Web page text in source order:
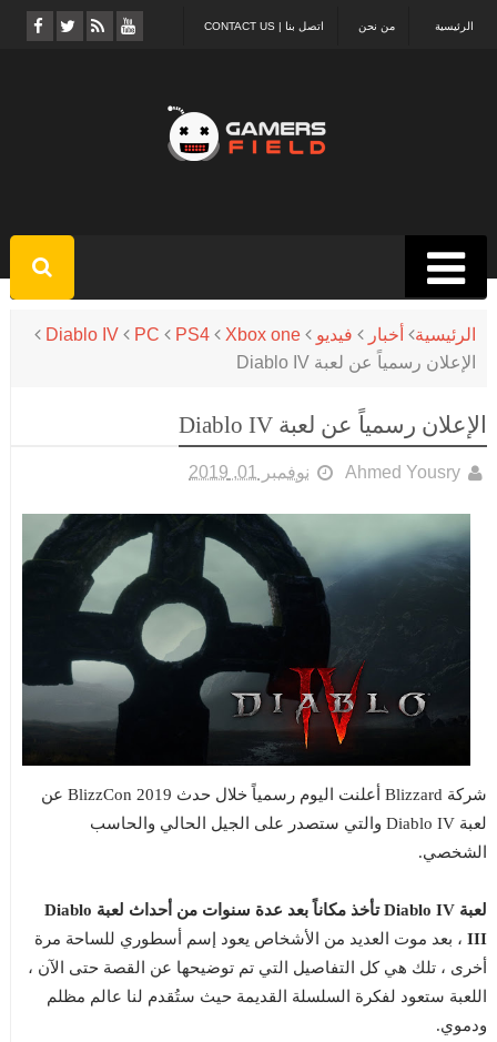
اتصل بنا | CONTACT US من نحن الرئيسية
الرئيسية أخبار فيديو Diablo IV PC PS4
Xbox one
الإعلان رسمياً عن لعبة Diablo IV
الإعلان رسمياً عن لعبة Diablo IV
Ahmed Yousry نوفمبر 01, 2019
شركة Blizzard أعلنت اليوم رسمياً خلال حدث BlizzCon 2019 عن
لعبة Diablo IV والتي ستصدر على الجيل الحالي والحاسب
الشخصي.
لعبة Diablo IV تأخذ مكاناً بعد عدة سنوات من أحداث لعبة Diablo
III ، بعد موت العديد من الأشخاص يعود إسم أسطوري للساحة مرة
أخرى ، تلك هي كل التفاصيل التي تم توضيحها عن القصة حتى الآن ،
اللعبة ستعود لفكرة السلسلة القديمة حيث ستُقدم لنا عالم مظلم
ودموي.